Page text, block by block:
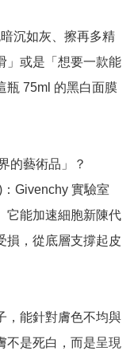
沉如灰、擦再多精
」或是「想要一款能
瓶 75ml 的黑白面膜
的藝術品」？
Givenchy 實驗室
它能加速細胞新陳代
損，從底層支撐起皮
，能針對膚色不均與
不是死白，而是呈現